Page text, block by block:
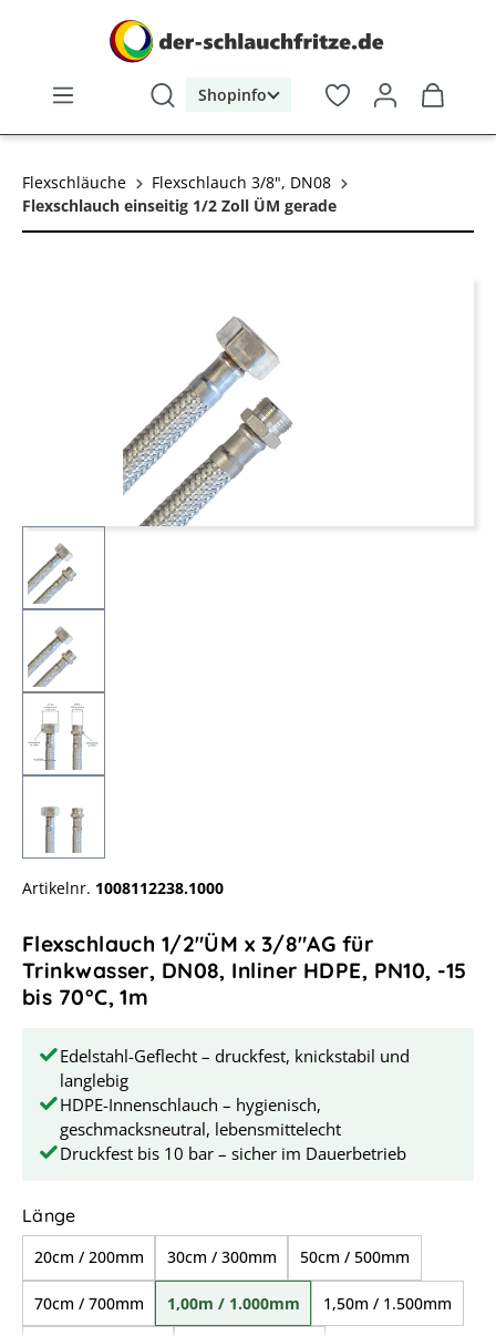
Shopinfo
Flexschläuche
Flexschlauch 3/8", DN08
Flexschlauch einseitig 1/2 Zoll ÜM gerade
Artikelnr. 1008112238.1000
Flexschlauch 1/2"ÜM x 3/8"AG für
Trinkwasser, DN08, Inliner HDPE, PN10, -15
bis 70°C, 1m
Edelstahl-Geflecht – druckfest, knickstabil und
langlebig
HDPE-Innenschlauch – hygienisch,
geschmacksneutral, lebensmittelecht
Druckfest bis 10 bar – sicher im Dauerbetrieb
Längeauswählen
20cm / 200mm 30cm / 300mm 50cm / 500mm
70cm / 700mm 1,00m / 1.000mm 1,50m / 1.500mm